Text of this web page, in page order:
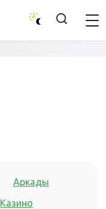
Аркады
Казино